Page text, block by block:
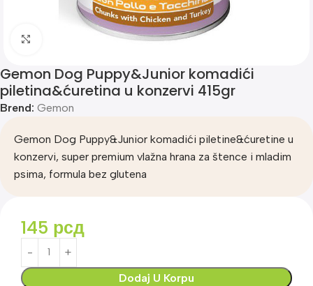
Klik za uvećanje
Gemon Dog Puppy&Junior komadići
piletina&ćuretina u konzervi 415gr
Brend: Gemon
Gemon Dog Puppy&Junior komadići piletine&ćuretine u
konzervi, super premium vlažna hrana za štence i mladim
psima, formula bez glutena
145 рсд
Dodaj U Korpu